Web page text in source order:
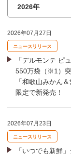
2026年07月27日
ニュースリリース
「デルモンテ ピ
550万袋（※1）突
「和歌山みかん
限定で新発売！
2026年07月23日
ニュースリリース
「いつでも新鮮